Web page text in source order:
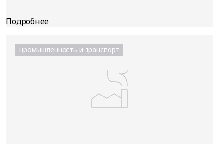
Промышленность и транспорт